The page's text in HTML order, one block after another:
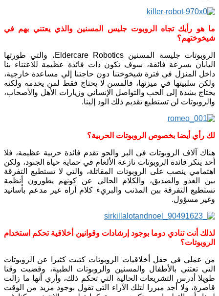
ما هو رأيك تجاه الروبوت جليس المسنين والذي يعتني بهم في
شيخوختهم؟
الروبوتات جليسة المسنين Eldercare Robotics، والتي طورتها
اليابان بسرعة فائقة، سوف تكون ذات فائدة عظيمة للاعتناء بنا
داخل المنزل في فترة شيخوختنا دون حاجتنا إلي مساعدة خارجية،
ولكن سلبيتها في ميزتها، فالمسن لا يحتاج فقط لمن يخدمه ولكنه
يحتاج بشدة إلى الحب والتواصل الإنساني وزيارات الأهل والأصحاب،
والروبوتات لن تستطيع تقديم ذلك الود إلينا.
لك رأي أيضا بخصوص الروبوتات الحربية؟
هناك آلاف الروبوتات في البر والجو تقدم فائدة حربية عظيمة، فلا
أحد ينكر فائدة الروبوتات نازعة الألغام في حماية حياة الجنود، ولكن
اهتمامي ينصب على الروبوتات المقاتلة، والتي لا تستطيع التفرقة
بين العدو والصديق، والكلام الحالي عن كونهم يطورون أنظمة
تستطيع التفرقة بين المذنب والبريء كلام أراه غير مدعم بأسانيد
وغير مسؤول.
لذلك أنت تنادي دوما بوجود إرشادات وقوانين أخلاقية تحكم استخدام
الروبوتات؟
من عملي في حقل أخلاقيات الروبوتات كتبت كثيرا عن الروبوتات
التي تعتني بالأطفال والمسنين والروبوتات الطبية، وقضيت وقتا
طويلا أدرس التشريعات الحالية التي تحكم ذلك، وأري أنها ما زالت
قاصرة، ولا أجد مبررا لتلك الآراء التي تقول بوجود مزيد من الوقت